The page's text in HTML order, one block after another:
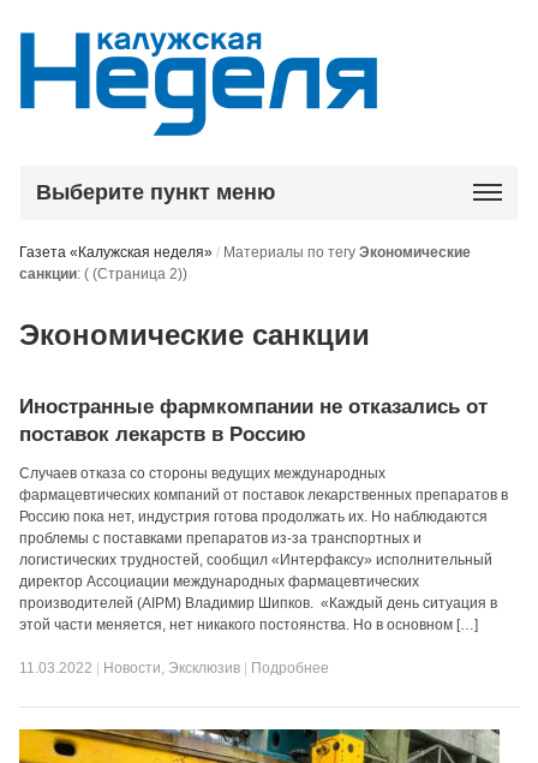
Выберите пункт меню
Газета «Калужская неделя» / Материалы по тегуЭкономические
санкции: ( (Страница 2))
Экономические санкции
Иностранные фармкомпании не отказались от
поставок лекарств в Россию
Случаев отказа со стороны ведущих международных
фармацевтических компаний от поставок лекарственных препаратов в
Россию пока нет, индустрия готова продолжать их. Но наблюдаются
проблемы с поставками препаратов из-за транспортных и
логистических трудностей, сообщил «Интерфаксу» исполнительный
директор Ассоциации международных фармацевтических
производителей (AIPM) Владимир Шипков. «Каждый день ситуация в
этой части меняется, нет никакого постоянства. Но в основном […]
11.03.2022 Новости, Эксклюзив Подробнее